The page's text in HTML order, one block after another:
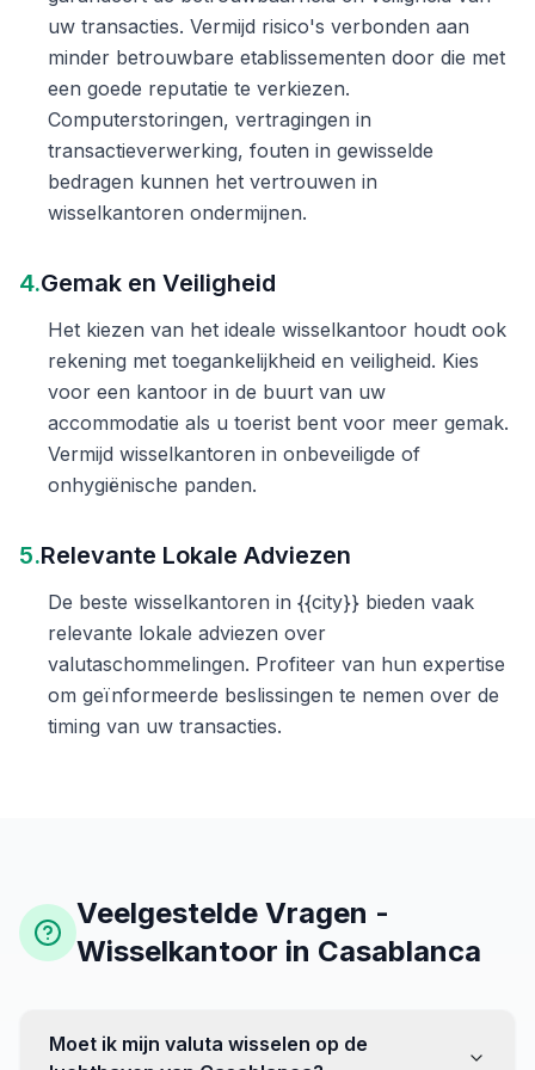
uw transacties. Vermijd risico's verbonden aan
minder betrouwbare etablissementen door die met
een goede reputatie te verkiezen.
Computerstoringen, vertragingen in
transactieverwerking, fouten in gewisselde
bedragen kunnen het vertrouwen in
wisselkantoren ondermijnen.
4.Gemak en Veiligheid
Het kiezen van het ideale wisselkantoor houdt ook
rekening met toegankelijkheid en veiligheid. Kies
voor een kantoor in de buurt van uw
accommodatie als u toerist bent voor meer gemak.
Vermijd wisselkantoren in onbeveiligde of
onhygiënische panden.
5.Relevante Lokale Adviezen
De beste wisselkantoren in {{city}} bieden vaak
relevante lokale adviezen over
valutaschommelingen. Profiteer van hun expertise
om geïnformeerde beslissingen te nemen over de
timing van uw transacties.
Veelgestelde Vragen -
Wisselkantoor in Casablanca
Moet ik mijn valuta wisselen op de